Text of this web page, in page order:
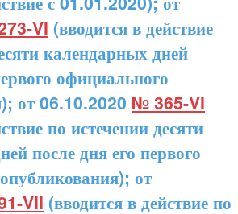
VI (вводится в действие
календарных дней
официального
от 06.10.2020 № 365-VI
по истечении десяти
после дня его первого
от
VII (вводится в действие по